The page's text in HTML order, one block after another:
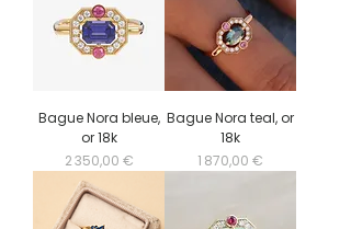
Bague Nora bleue,
or 18k
Prix
2 350,00 €
Bague Nora teal, or
18k
Prix
1 870,00 €